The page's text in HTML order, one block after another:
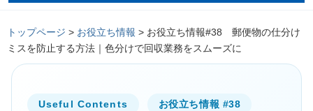
トップページ > お役立ち情報 > お役立ち情報#38 郵便物の仕分け
ミスを防止する方法｜色分けで回収業務をスムーズに
Useful Contents お役立ち情報 #38